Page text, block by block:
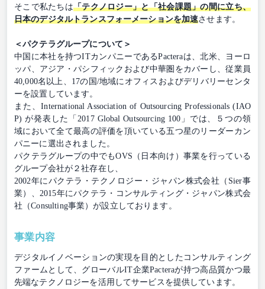
そこで私たちは「テクノロジー」と「社会課題」の間に立ち、
日本のデジタルトランスフォーメーションを加速させます。
＜パクテラグループについて＞
中国に本社を持つITカンパニーであるPacteraは、北米、ヨーロ
ッパ、アジア・パシフィックおよび中華圏をカバーし、従業員
40,000名以上、17の国/地域にオフィスおよびデリバリーセンタ
ーを設置しています。
また、International Association of Outsourcing Professionals (IAO
P) が発表した「2017 Global Outsourcing 100」では、５つの領
域において全て最高の評価を頂いている五つ星のリーダーカン
パニーに選出されました。
パクテラグループの中でもOVS（日本向け）事業を行っている
グループ会社が２社存在し、
2002年にパクテラ・テクノロジー・ジャパン株式会社（Sier事
業）、2015年にパクテラ・コンサルティング・ジャパン株式会
社（Consulting事業）が設立しております。
事業内容
デジタルイノベーションの実現を目的としたコンサルティング
ファームとして、グローバルIT企業Pacteraが持つ高品質かつ最
先端なテクノロジーを活用してサービスを提供しています。